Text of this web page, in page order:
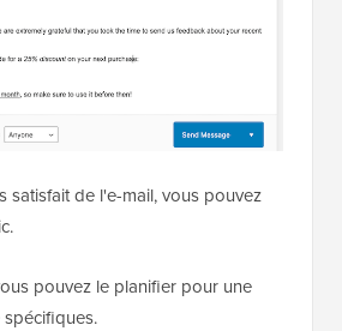
satisfait de l'e-mail, vous pouvez
pouvez le planifier pour une